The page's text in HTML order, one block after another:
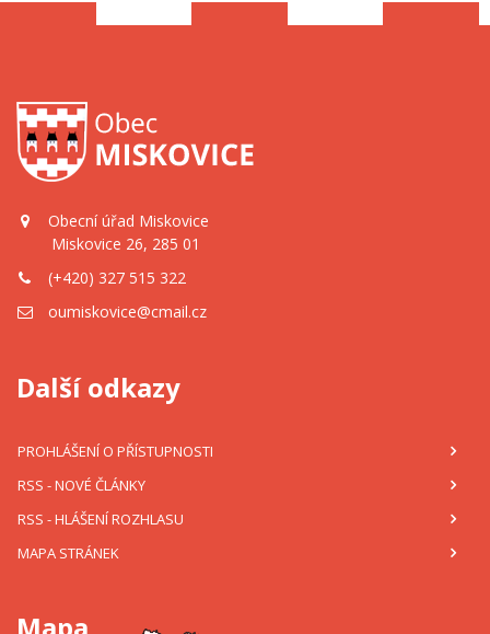
Obecní úřad Miskovice
Miskovice 26, 285 01
(+420) 327 515 322
oumiskovice@cmail.cz
Další odkazy
PROHLÁŠENÍ O PŘÍSTUPNOSTI
RSS - NOVÉ ČLÁNKY
RSS - HLÁŠENÍ ROZHLASU
MAPA STRÁNEK
Mapa